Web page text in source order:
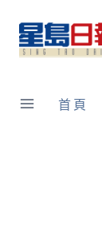
content
首頁